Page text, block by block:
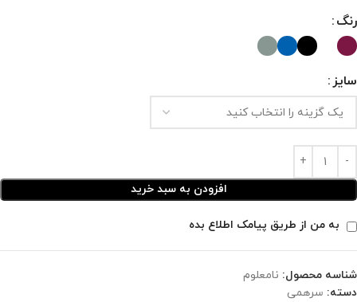
رنگ
سایز
افزودن به سبد خرید
به من از طریق پیامک اطلاع بده
شناسه محصول: نامعلوم
دسته: سرهمی